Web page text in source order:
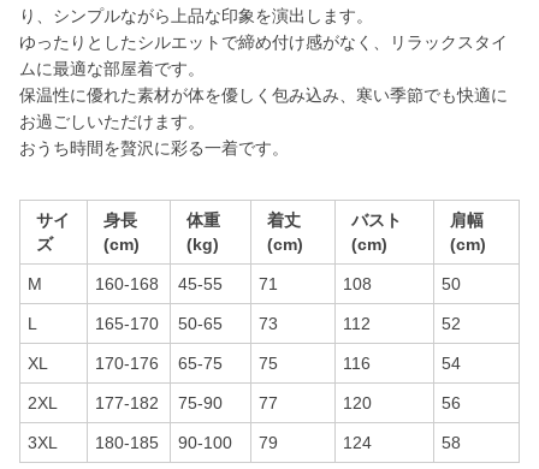
り、シンプルながら上品な印象を演出します。
ゆったりとしたシルエットで締め付け感がなく、リラックスタイ
ムに最適な部屋着です。
保温性に優れた素材が体を優しく包み込み、寒い季節でも快適に
お過ごしいただけます。
おうち時間を贅沢に彩る一着です。
サイ
ズ
身長
(cm)
体重
(kg)
着丈
(cm)
バスト
(cm)
肩幅
(cm)
M 160-168 45-55 71 108 50
L 165-170 50-65 73 112 52
XL 170-176 65-75 75 116 54
2XL 177-182 75-90 77 120 56
3XL 180-185 90-100 79 124 58